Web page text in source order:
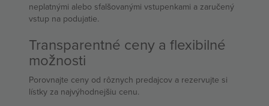
neplatnými alebo sfalšovanými vstupenkami a zaručený
vstup na podujatie.
Transparentné ceny a flexibilné
možnosti
Porovnajte ceny od rôznych predajcov a rezervujte si
lístky za najvýhodnejšiu cenu.